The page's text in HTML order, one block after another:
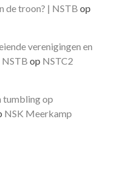
de troon? | NSTB op
verenigingen en
op NSTC2
tumbling op
NSK Meerkamp